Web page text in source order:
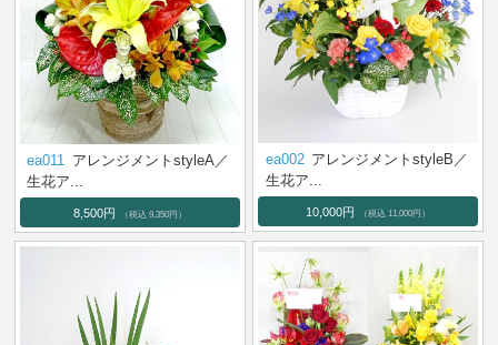
ea011 アレンジメントstyleA／
生花ア...
8,500円 （税込 9,350円）
ea002 アレンジメントstyleB／
生花ア...
10,000円 （税込 11,000円）